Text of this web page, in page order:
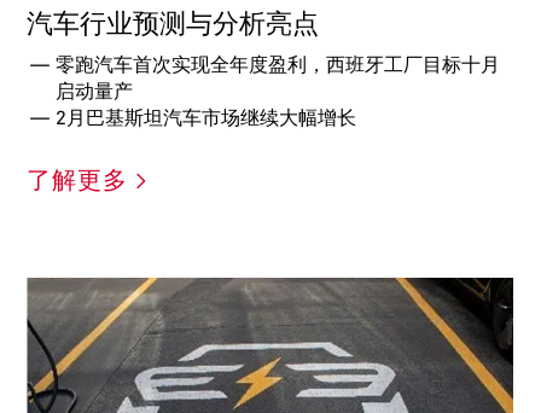
汽车行业预测与分析亮点
零跑汽车首次实现全年度盈利，西班牙工厂目标十月
启动量产
2月巴基斯坦汽车市场继续大幅增长
了解更多 >